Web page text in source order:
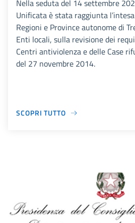
Nella seduta del 14 settembre
Unificata è stata raggiunta
Regioni e Province autonome di
Enti locali, sulla revisione dei
Centri antiviolenza e delle Case
del 27 novembre 2014.
SCOPRI TUTTO